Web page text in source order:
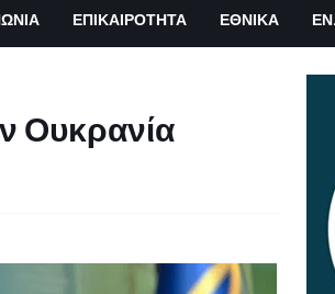
ΕΠΙΚΑΙΡΟΤΗΤΑ ΕΘΝΙΚΑ
Ουκρανία